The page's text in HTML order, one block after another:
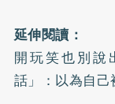
延伸閱讀：
開玩笑也別說
話」：以為自己